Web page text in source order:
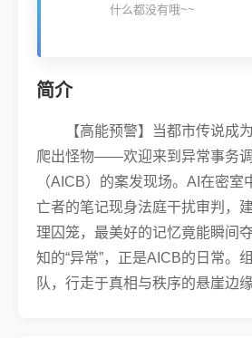
什么都没有哦~~
简介
【高能预警】当都市传说成
爬出怪物——欢迎来到异常事务
（AICB）的案发现场。AI在密室
亡者的笔记现身法庭干扰审判，
理囚笼，最美好的记忆竟能瞬间
知的“异常”，正是AICB的日常。
队，行走于真相与秩序的悬崖边